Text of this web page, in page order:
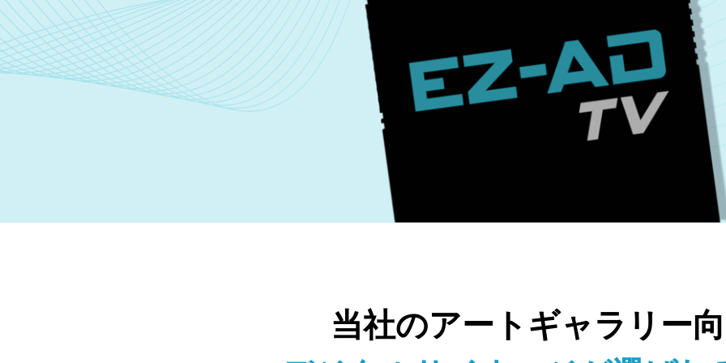
当社のアートギャラリー